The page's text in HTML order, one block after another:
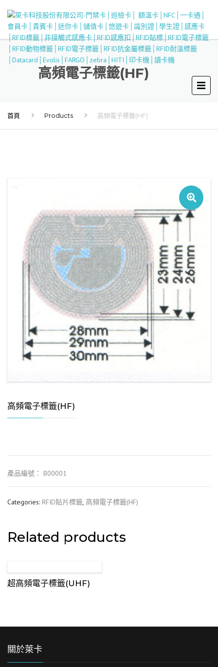
高頻電子標籤(HF)
首頁 Products 高頻電子標籤(HF)
高頻電子標籤(HF)
產品編號： B00001
Categories: RFID貼片標籤, 高頻電子標籤(HF)
Related products
超高頻電子標籤(UHF)
關於萊卡